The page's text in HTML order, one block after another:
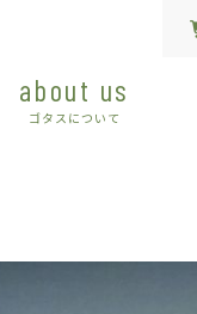
about us
ゴタスについて